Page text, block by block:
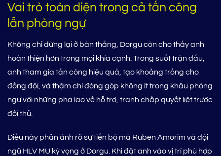
Vai trò toàn diện trong cả tấn công
lẫn phòng ngự
Không chỉ dừng lại ở bàn thắng, Dorgu còn cho thấy anh
hoàn thiện hơn trong mọi khía cạnh. Trong suốt trận đấu,
anh tham gia tấn công hiệu quả, tạo khoảng trống cho
đồng đội, và thậm chí đóng góp không ít trong khâu phòng
ngự với những pha lao về hỗ trợ, tranh chấp quyết liệt trước
đối thủ.
Điều này phản ánh rõ sự tiến bộ mà Ruben Amorim và đội
ngũ HLV MU kỳ vọng ở Dorgu. Khi đặt anh vào vị trí phù hợp